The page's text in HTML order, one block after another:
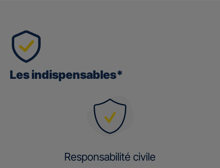
Les indispensables*
Responsabilité civile